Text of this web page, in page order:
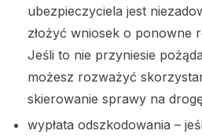
ubezpieczyciela jest
złożyć wniosek o ponowne
Jeśli to nie przyniesie
możesz rozważyć
skierowanie sprawy na
wypłata odszkodowania –